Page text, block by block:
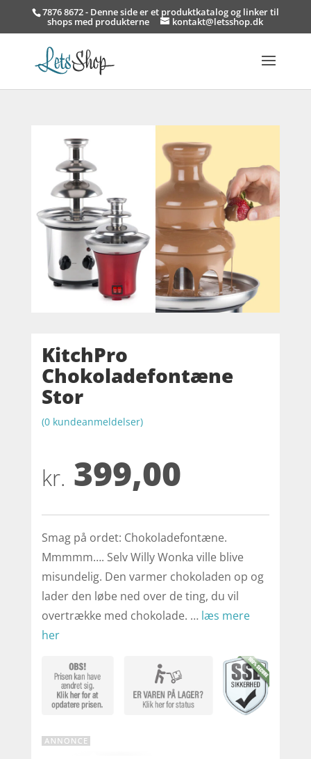
7876 8672 - Denne side er et produktkatalog og linker til
shops med produkterne kontakt@letsshop.dk
KitchPro
Chokoladefontæne
Stor
(0kundeanmeldelser)
kr. 399,00
Smag på ordet: Chokoladefontæne.
Mmmmm…. Selv Willy Wonka ville blive
misundelig. Den varmer chokoladen op og
lader den løbe ned over de ting, du vil
overtrække med chokolade. … læs mere
her